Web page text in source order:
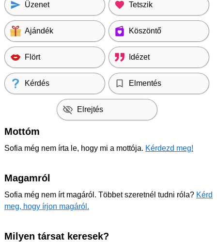
Üzenet Tetszik
Ajándék Köszöntő
Flört Idézet
Kérdés Elmentés
Elrejtés
Mottóm
Sofia még nem írta le, hogy mi a mottója. Kérdezd meg!
Magamról
Sofia még nem írt magáról. Többet szeretnél tudni róla? Kérd
meg, hogy írjon magáról.
Milyen társat keresek?